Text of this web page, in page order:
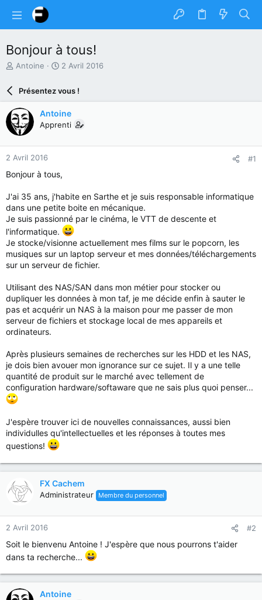
Bonjour à tous!
A
e
u
r
d
u
s
u
t
Antoine
D
e
e
d
b
2 Avril 2016
Présentez vous !
Antoine
Apprenti
2 Avril 2016 #1
Bonjour à tous,
J'ai 35 ans, j'habite en Sarthe et je suis responsable informatique
dans une petite boite en mécanique.
Je suis passionné par le cinéma, le VTT de descente et
l'informatique.
Je stocke/visionne actuellement mes films sur le popcorn, les
musiques sur un laptop serveur et mes données/téléchargements
sur un serveur de fichier.
Utilisant des NAS/SAN dans mon métier pour stocker ou
dupliquer les données à mon taf, je me décide enfin à sauter le
pas et acquérir un NAS à la maison pour me passer de mon
serveur de fichiers et stockage local de mes appareils et
ordinateurs.
Après plusieurs semaines de recherches sur les HDD et les NAS,
je dois bien avouer mon ignorance sur ce sujet. Il y a une telle
quantité de produit sur le marché avec tellement de
configuration hardware/softaware que ne sais plus quoi penser...
J'espère trouver ici de nouvelles connaissances, aussi bien
individulles qu'intellectuelles et les réponses à toutes mes
questions!
FX Cachem
Administrateur Membre du personnel
2 Avril 2016 #2
Soit le bienvenu Antoine ! J'espère que nous pourrons t'aider
dans ta recherche...
Antoine